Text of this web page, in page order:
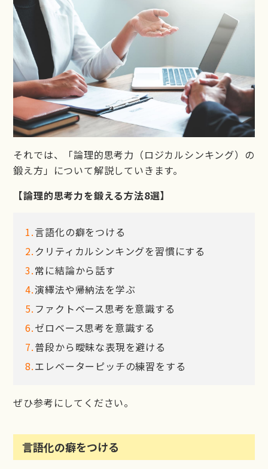
それでは、「論理的思考力（ロジカルシンキング）の
鍛え方」について解説していきます。
【論理的思考力を鍛える方法8選】
言語化の癖をつける
クリティカルシンキングを習慣にする
常に結論から話す
演繹法や帰納法を学ぶ
ファクトベース思考を意識する
ゼロベース思考を意識する
普段から曖昧な表現を避ける
エレベーターピッチの練習をする
ぜひ参考にしてください。
言語化の癖をつける